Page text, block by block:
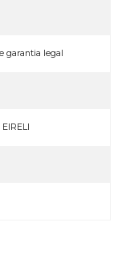
garantia legal